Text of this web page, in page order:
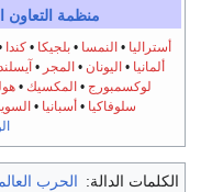
منظمة التعاون
أستراليا • النمسا •بلجيكا •كندا
ألمانيا • اليونان • المجر •
لوكسمبورج • المكسيك •
سلوفاكيا • أسبانيا •
الكلمات الدالة: الحرب